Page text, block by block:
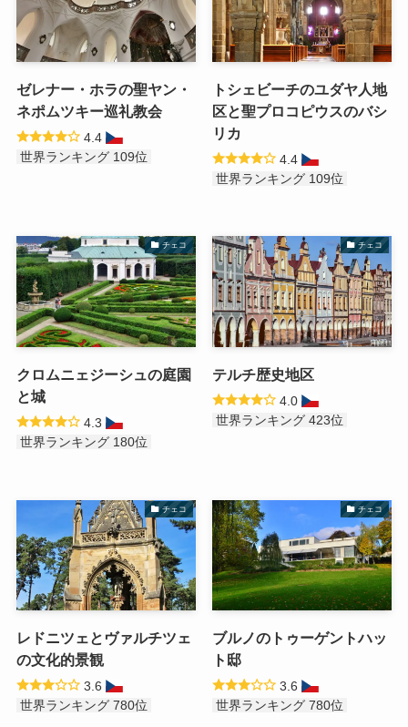
ゼレナー・ホラの聖ヤン・
ネポムツキー巡礼教会
4.4
世界ランキング 109位
トシェビーチのユダヤ人地
区と聖プロコピウスのバシ
リカ
4.4
世界ランキング 109位
チェコ
クロムニェジーシュの庭園
と城
4.3
世界ランキング 180位
チェコ
テルチ歴史地区
4.0
世界ランキング 423位
チェコ
レドニツェとヴァルチツェ
の文化的景観
3.6
世界ランキング 780位
チェコ
ブルノのトゥーゲントハッ
ト邸
3.6
世界ランキング 780位